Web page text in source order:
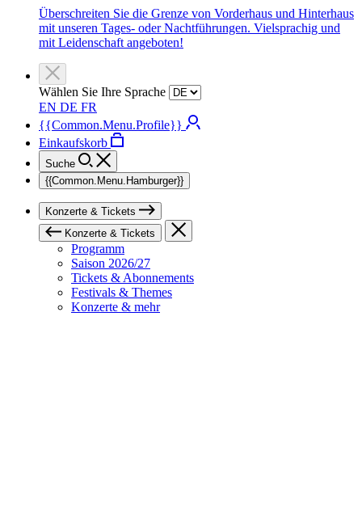
Überschreiten Sie die Grenze von Vorderhaus und Hinterhaus
mit unseren Tages- oder Nachtführungen. Vielsprachig und
mit Leidenschaft angeboten!
Wählen Sie Ihre Sprache
EN DE FR
{{Common.Menu.Profile}}
Einkaufskorb
Suche
{{Common.Menu.Hamburger}}
Konzerte & Tickets
Konzerte & Tickets
Programm
Saison 2026/27
Tickets & Abonnements
Festivals & Themes
Konzerte & mehr